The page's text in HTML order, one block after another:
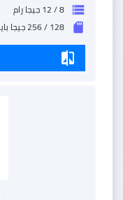
storage 8 / 12 جيجا رام
sd_storage 128 / 256 جيجا بايت
compare